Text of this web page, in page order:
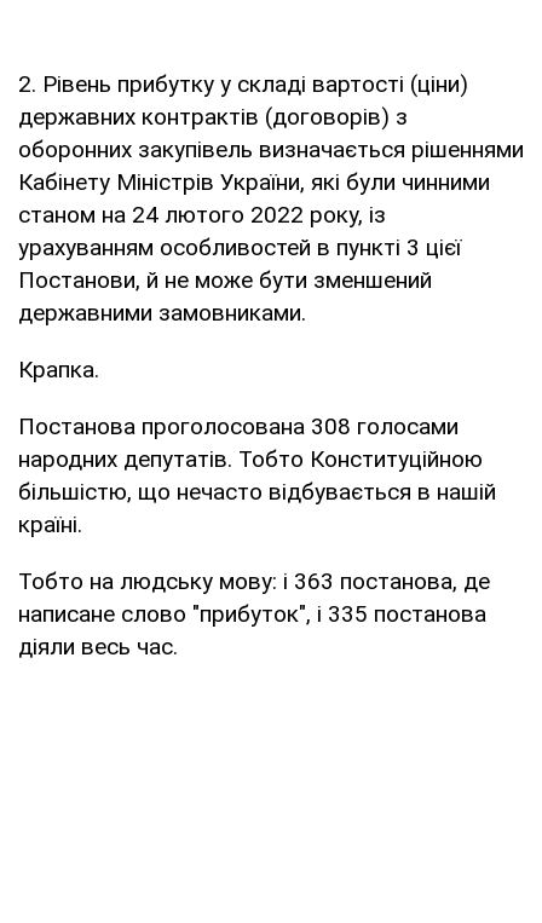
2. Рівень прибутку у складі вартості (ціни)
державних контрактів (договорів) з
оборонних закупівель визначається рішеннями
Кабінету Міністрів України, які були чинними
станом на 24 лютого 2022 року, із
урахуванням особливостей в пункті 3 цієї
Постанови, й не може бути зменшений
державними замовниками.
Крапка.
Постанова проголосована 308 голосами
народних депутатів. Тобто Конституційною
більшістю, що нечасто відбувається в нашій
країні.
Тобто на людську мову: і 363 постанова, де
написане слово "прибуток", і 335 постанова
діяли весь час.